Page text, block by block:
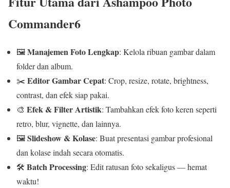
Commander6
🖼️Manajemen Foto Lengkap: Kelola ribuan gambar dalam
folder dan album.
✂️Editor Gambar Cepat: Crop, resize, rotate, brightness,
contrast, dan efek siap pakai.
🎨 Efek & Filter Artistik: Tambahkan efek foto keren seperti
retro, blur, vignette, dan lainnya.
🖼️Slideshow & Kolase: Buat presentasi gambar profesional
dan kolase indah secara otomatis.
🛠️ Batch Processing: Edit ratusan foto sekaligus — hemat
waktu!